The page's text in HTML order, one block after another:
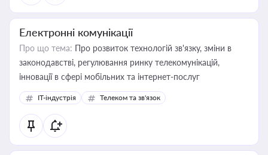
Електронні комунікації
Про що тема: Про розвиток технологій зв'язку, зміни в
законодавстві, регулювання ринку телекомунікацій,
інновації в сфері мобільних та інтернет-послуг
IT-індустрія Телеком та зв'язок